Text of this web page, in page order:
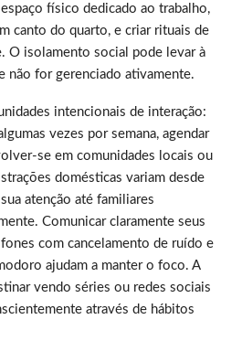
físico dedicado ao trabalho,
canto do quarto, e criar rituais de
O isolamento social pode levar à
não for gerenciado ativamente.
intencionais de interação:
vezes por semana, agendar
se em comunidades locais ou
domésticas variam desde
atenção até familiares
Comunicar claramente seus
com cancelamento de ruído e
ajudam a manter o foco. A
vendo séries ou redes sociais
através de hábitos